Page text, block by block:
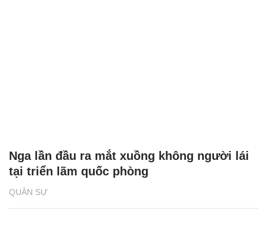
QUÂN SỰ
Nga lần đầu ra mắt xuồng không người lái
tại triển lãm quốc phòng